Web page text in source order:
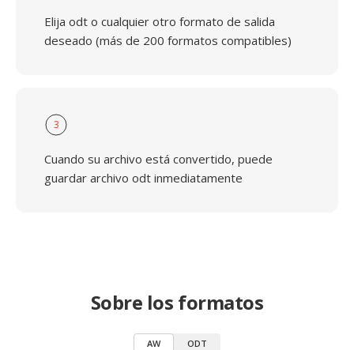
Elija odt o cualquier otro formato de salida
deseado (más de 200 formatos compatibles)
3
Cuando su archivo está convertido, puede
guardar archivo odt inmediatamente
Sobre los formatos
AW ODT